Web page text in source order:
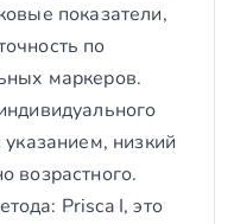
показатели,
по
маркеров.
низкий
возрастного.
Prisca I, это